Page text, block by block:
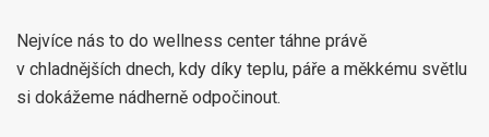
Nejvíce nás to do wellness center táhne právě
v chladnějších dnech, kdy díky teplu, páře a měkkému světlu
si dokážeme nádherně odpočinout.